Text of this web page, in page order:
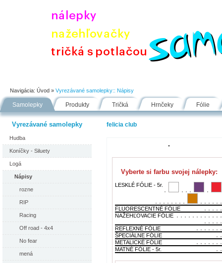
Navigácia: Úvod » Vyrezávané samolepky:: Nápisy
Samolepky Produkty Tričká Hrnčeky Fólie
Vyrezávané samolepky
Hudba
Koníčky - Siluety
Logá
Nápisy
rozne
RIP
Racing
Off road - 4x4
No fear
mená
felicia club
Vyberte si farbu svojej nálepky:
LESKLÉ FÓLIE - 5r.
FLUORESCENTNÉ FÓLIE
NAŽEHĽOVACIE FÓLIE
REFLEXNÉ FÓLIE
ŠPECIÁLNE FÓLIE
METALICKÉ FÓLIE
MATNÉ FÓLIE - 5r.